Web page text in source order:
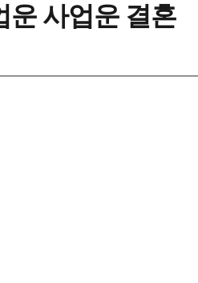
운 사업운 결혼